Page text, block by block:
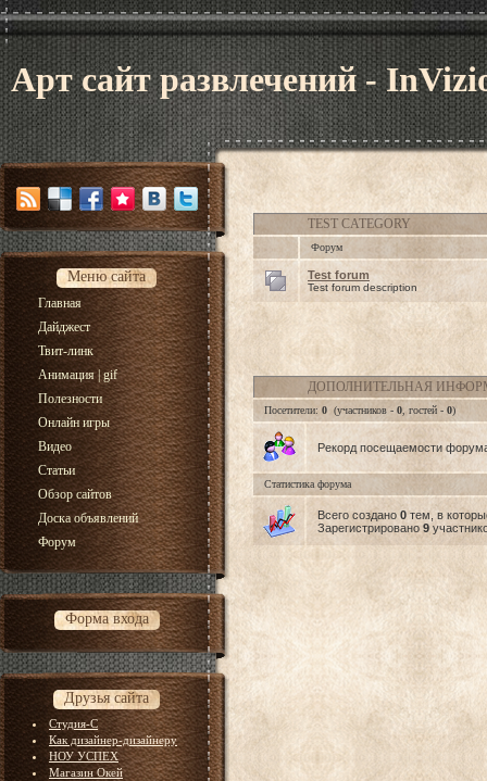
Арт сайт развлечений -
Меню сайта
Главная
Дайджест
Твит-линк
Анимация | gif
Полезности
Онлайн игры
Видео
Статьи
Обзор сайтов
Доска объявлений
Форум
Форма входа
Друзья сайта
Студия-С
Как дизайнер-дизайнеру
НОУ УСПЕХ
Магазин Окей
TEST CATEGORY
Форум
Test forum
Test forum description
ДОПОЛНИТЕЛЬНАЯ
Посетители: 0 (участников - 0 , гостей - 0)
Рекорд посещаемости
Статистика форума
Всего создано0тем, в
Зарегистрировано 9